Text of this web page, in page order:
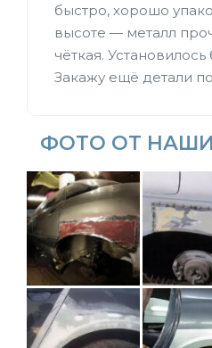
быстро, хорошо
высоте — металл
чёткая.
Закажу ещё детали
ФОТО ОТ